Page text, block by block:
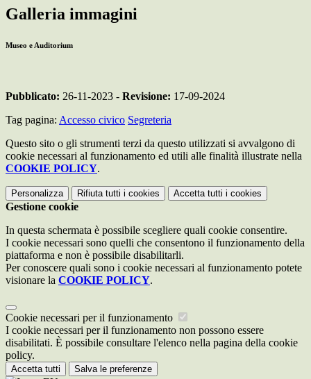
Galleria immagini
Museo e Auditorium
Pubblicato: 26-11-2023 - Revisione: 17-09-2024
Tag pagina: Accesso civico Segreteria
Questo sito o gli strumenti terzi da questo utilizzati si avvalgono di
cookie necessari al funzionamento ed utili alle finalità illustrate nella
COOKIE POLICY.
Personalizza Rifiuta tutti i cookies Accetta tutti i cookies
Gestione cookie
In questa schermata è possibile scegliere quali cookie consentire.
I cookie necessari sono quelli che consentono il funzionamento della
piattaforma e non è possibile disabilitarli.
Per conoscere quali sono i cookie necessari al funzionamento potete
visionare la COOKIE POLICY.
Cookie necessari per il funzionamento
I cookie necessari per il funzionamento non possono essere
disabilitati. È possibile consultare l'elenco nella pagina della cookie
policy.
Accetta tutti Salva le preferenze